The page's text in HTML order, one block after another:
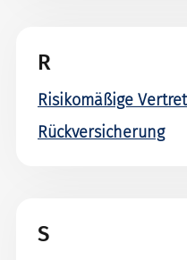
R
Risikomäßige
Rückversicherung
S